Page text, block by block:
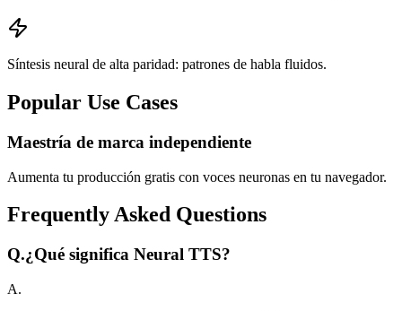
Síntesis neural de alta paridad: patrones de habla fluidos.
Popular Use Cases
Maestría de marca independiente
Aumenta tu producción gratis con voces neuronas en tu navegador.
Frequently Asked Questions
Q.¿Qué significa Neural TTS?
A.